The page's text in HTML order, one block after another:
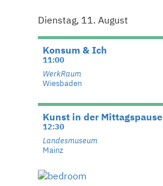
Dienstag, 11. August
Konsum & Ich
11:00
WerkRaum
Wiesbaden
Kunst in der Mittagspause
12:30
Landesmuseum
Mainz